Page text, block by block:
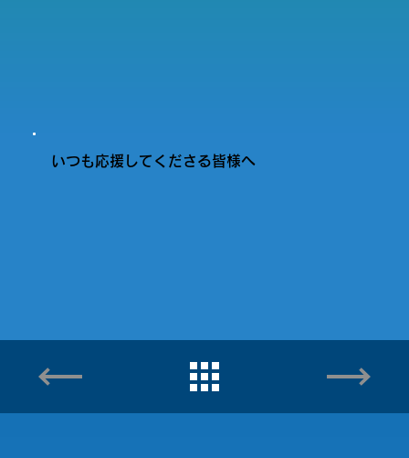
いつも応援してくださる皆様へ